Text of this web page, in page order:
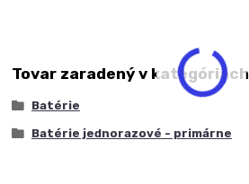
Tovar zaradený v kategóriách
Batérie
Batérie jednorazové - primárne